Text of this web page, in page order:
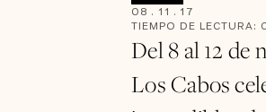
08 . 11 . 17
TIEMPO DE LECTURA:
Del 8 al 12 de
Los Cabos